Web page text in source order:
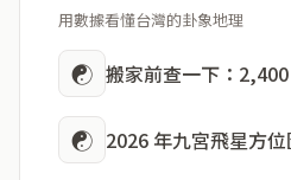
用數據看懂台灣的卦象地理
☯ 搬家前查一下：
☯ 2026 年九宮飛星方